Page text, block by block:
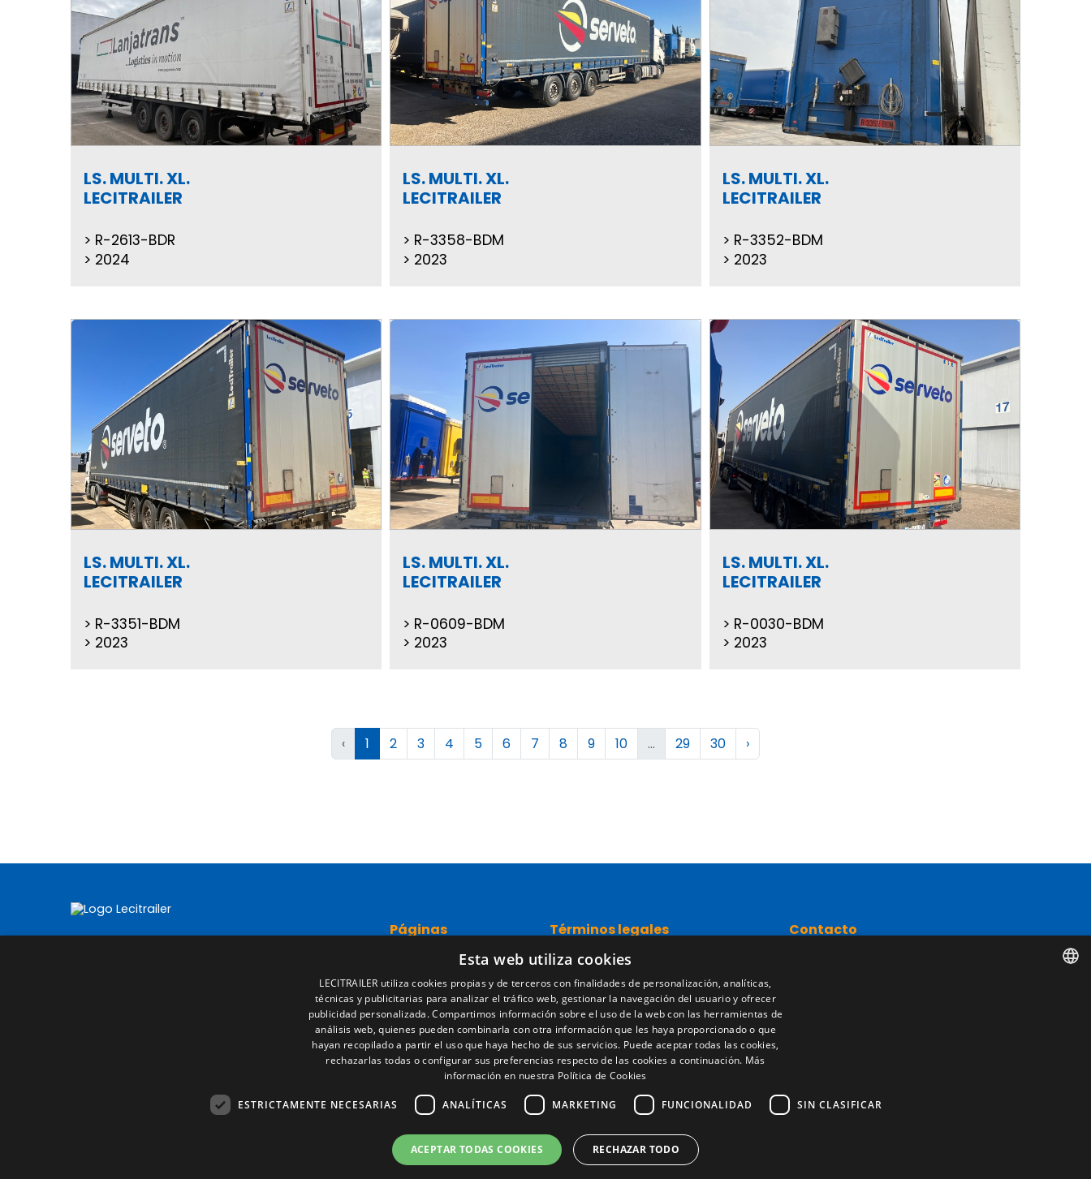
LS. MULTI. XL.
LECITRAILER
R-2613-BDR
2024
LS. MULTI. XL.
LECITRAILER
R-3358-BDM
2023
LS. MULTI. XL.
LECITRAILER
R-3352-BDM
2023
LS. MULTI. XL.
LECITRAILER
R-3351-BDM
2023
LS. MULTI. XL.
LECITRAILER
R-0609-BDM
2023
LS. MULTI. XL.
LECITRAILER
R-0030-BDM
2023
‹ 1 2 3 4 5 6 7 8 9 10 ... 29 30 ›
Páginas
Red comercial
Recambios
Portal empleo
Noticias
EgaLecitrailer
LT Defence
Términos legales
Aviso legal
Política de privacidad
Política de cookies
Condiciones generales de venta
Gestionar cookies
Contacto
Esta web utiliza cookies
LECITRAILER utiliza cookies propias y de terceros con finalidades de personalización, analíticas,
técnicas y publicitarias para analizar el tráfico web, gestionar la navegación del usuario y ofrecer
publicidad personalizada. Compartimos información sobre el uso de la web con las herramientas de
análisis web, quienes pueden combinarla con otra información que les haya proporcionado o que
hayan recopilado a partir el uso que haya hecho de sus servicios. Puede aceptar todas las cookies,
rechazarlas todas o configurar sus preferencias respecto de las cookies a continuación. Más
información en nuestra Política de Cookies
ESTRICTAMENTE NECESARIAS ANALÍTICAS MARKETING FUNCIONALIDAD SIN CLASIFICAR
ACEPTAR TODAS COOKIES RECHAZAR TODO